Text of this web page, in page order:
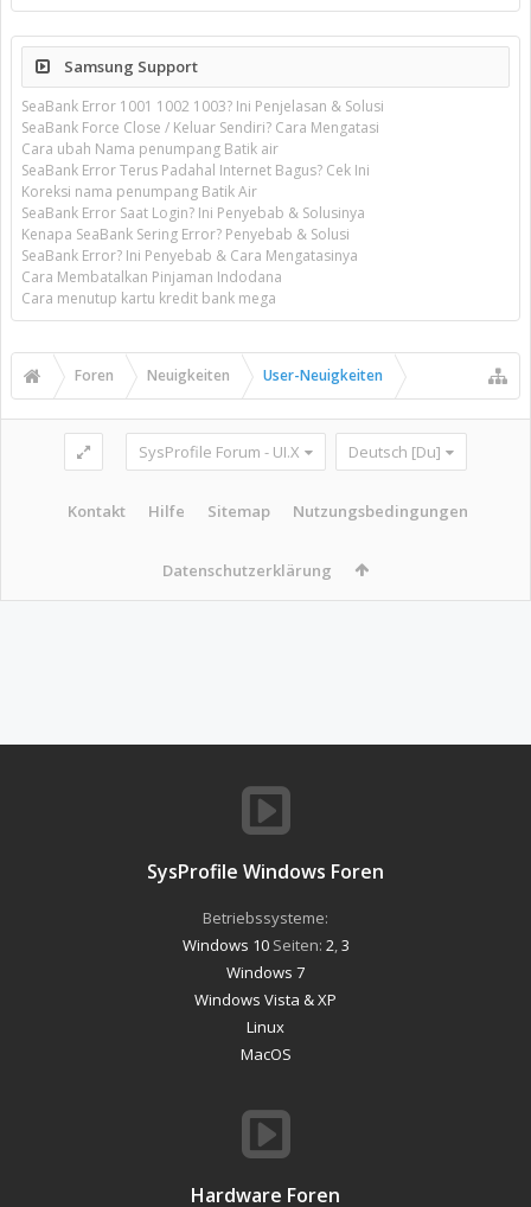
Samsung Support
SeaBank Error 1001 1002 1003? Ini Penjelasan & Solusi
SeaBank Force Close / Keluar Sendiri? Cara Mengatasi
Cara ubah Nama penumpang Batik air
SeaBank Error Terus Padahal Internet Bagus? Cek Ini
Koreksi nama penumpang Batik Air
SeaBank Error Saat Login? Ini Penyebab & Solusinya
Kenapa SeaBank Sering Error? Penyebab & Solusi
SeaBank Error? Ini Penyebab & Cara Mengatasinya
Cara Membatalkan Pinjaman Indodana
Cara menutup kartu kredit bank mega
Foren Neuigkeiten User-Neuigkeiten
SysProfile Forum - UI.X Deutsch [Du]
Kontakt Hilfe Sitemap Nutzungsbedingungen
Datenschutzerklärung
SysProfile Windows Foren
Betriebssysteme:
Windows 10Seiten: 2 3
Windows 7
Windows Vista & XP
Linux
MacOS
Hardware Foren